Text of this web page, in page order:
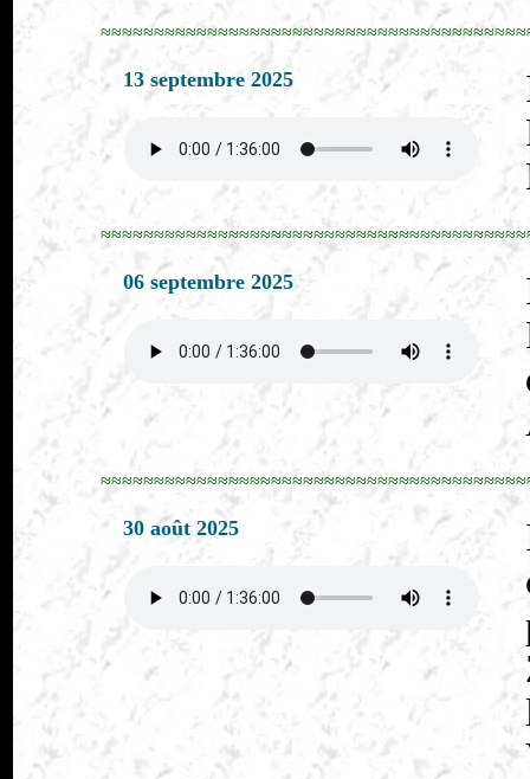
13 septembre 2025
06 septembre 2025
30 août 2025